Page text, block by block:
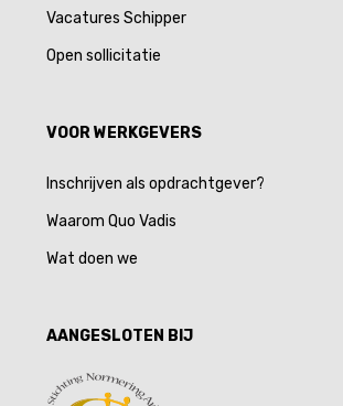
Vacatures Schipper
Open sollicitatie
VOOR WERKGEVERS
Inschrijven als opdrachtgever?
Waarom Quo Vadis
Wat doen we
AANGESLOTEN BIJ